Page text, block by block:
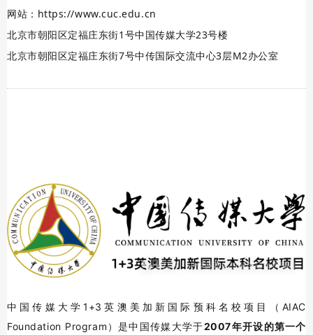
网站：https://www.cuc.edu.cn
北京市朝阳区定福庄东街1号中国传媒大学23号楼
北京市朝阳区定福庄东街7号中传国际交流中心3层M2办公室
中国传媒大学1+3英澳美加新国际预科名校项目（AIAC
Foundation Program）是中国传媒大学于2007年开设的第一个